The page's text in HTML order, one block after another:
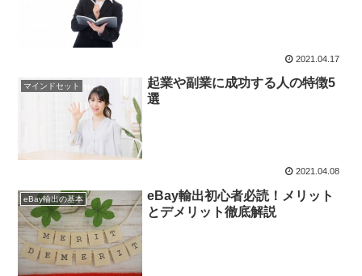
2021.04.17
マインドセット
起業や副業に成功する人の特徴5
選
2021.04.08
eBay輸出の基本
eBay輸出初心者必読！メリット
とデメリット徹底解説